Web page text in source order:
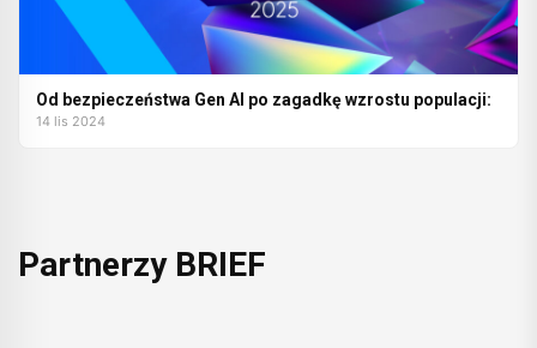
Od bezpieczeństwa Gen AI po zagadkę wzrostu populacji:
14 lis 2024
Partnerzy BRIEF